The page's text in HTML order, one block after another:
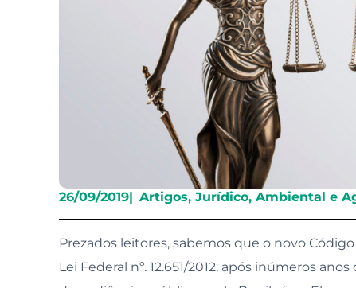
26/09/2019| Artigos, Jurídico, Ambiental e
Prezados leitores, sabemos que o novo
Lei Federal nº. 12.651/2012, após inúmeros